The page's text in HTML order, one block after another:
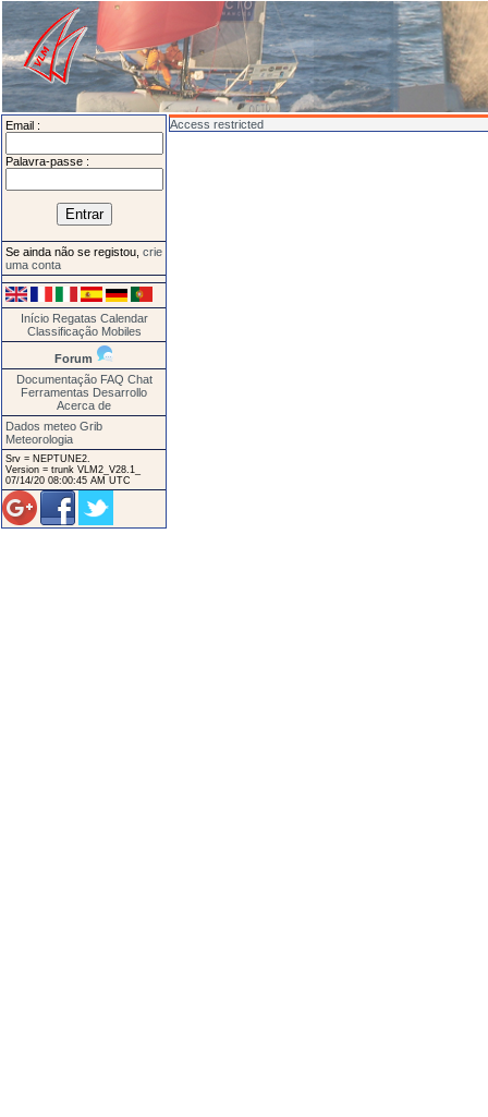
Email :
Palavra-passe :
Se ainda não se registou, crie
uma conta
Início Regatas Calendar
Classificação Mobiles
Forum
Documentação FAQ Chat
Ferramentas Desarrollo
Acerca de
Dados meteo Grib
Meteorologia
Srv = NEPTUNE2.
Version = trunk VLM2_V28.1_
07/14/20 08:00:45 AM UTC
Access restricted